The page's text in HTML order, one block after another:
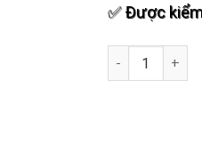
✅ Được
Micro đa năng